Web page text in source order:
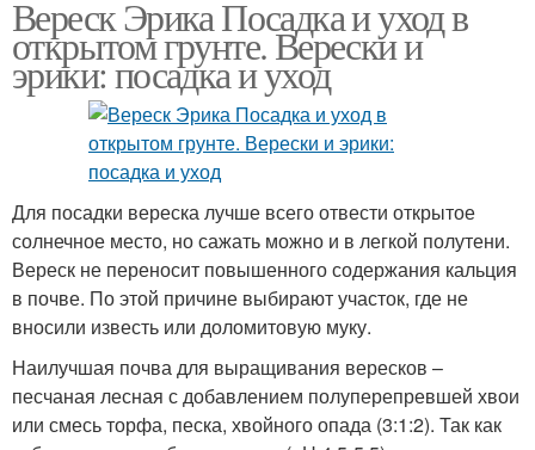
Вереск Эрика Посадка и уход в
открытом грунте. Верески и
эрики: посадка и уход
Для посадки вереска лучше всего отвести открытое
солнечное место, но сажать можно и в легкой полутени.
Вереск не переносит повышенного содержания кальция
в почве. По этой причине выбирают участок, где не
вносили известь или доломитовую муку.
Наилучшая почва для выращивания вересков –
песчаная лесная с добавлением полуперепревшей хвои
или смесь торфа, песка, хвойного опада (3:1:2). Так как